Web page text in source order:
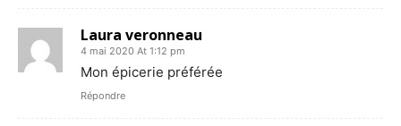
Laura veronneau
4 mai 2020 At 1:12 pm
Mon épicerie préférée
Répondre